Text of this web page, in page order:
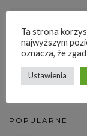
POPULARNE
Ta strona
najwyższym
oznacza, że
Ustawienia